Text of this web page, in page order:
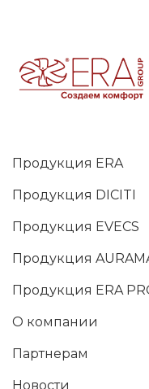
Продукция ERA
Продукция DICITI
Продукция EVECS
Продукция
Продукция ERA
О компании
Партнерам
Новости